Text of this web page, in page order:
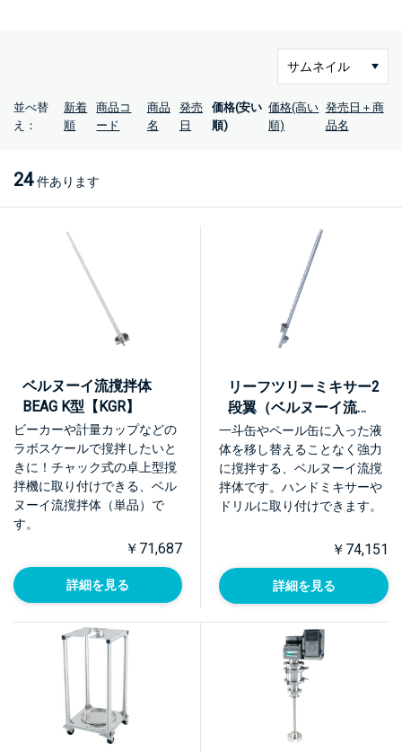
並べ替
え：
新着
順
商品コ
ード
商品
名
発売
日
価格(安い
順)
価格(高い
順)
発売日＋商
品名
24 件あります
ベルヌーイ流撹拌体
BEAG K型【KGR】
ビーカーや計量カップなどの
ラボスケールで撹拌したいと
きに！チャック式の卓上型撹
拌機に取り付けできる、ベル
ヌーイ流撹拌体（単品）で
す。
￥71,687
詳細を見る
リーフツリーミキサー2
段翼（ベルヌーイ流撹
拌体BEAG L型）
【LTM】
一斗缶やペール缶に入った液
体を移し替えることなく強力
に撹拌する、ベルヌーイ流撹
拌体です。ハンドミキサーや
ドリルに取り付けできます。
￥74,151
詳細を見る